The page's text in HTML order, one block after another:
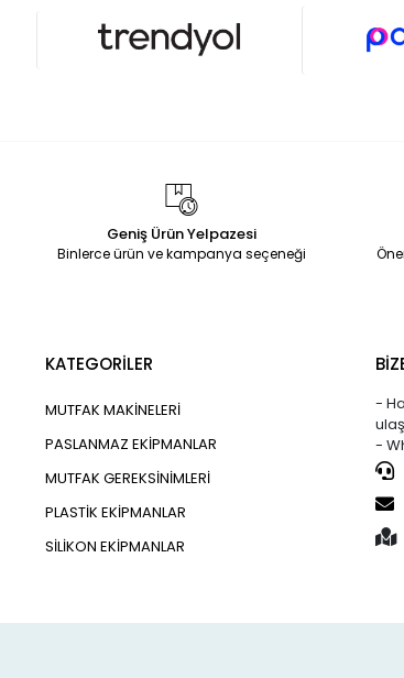
Geniş Ürün Yelpazesi
Binlerce ürün ve kampanya seçeneği
KATEGORİLER
MUTFAK MAKİNELERİ
PASLANMAZ EKİPMANLAR
MUTFAK GEREKSİNİMLERİ
PLASTİK EKİPMANLAR
SİLİKON EKİPMANLAR
-
-